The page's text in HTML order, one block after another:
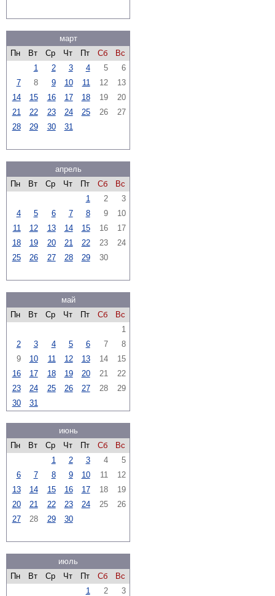
март
Пн
Вт Ср Чт Пт Сб
Вс
1
2 3 4 5
6
7
8 9 10 11 12
13
14
15 16 17 18 19
20
21
22 23 24 25 26
27
28
29 30 31
апрель
Пн
Вт Ср Чт Пт Сб
Вс
1
2
3
4
5 6 7 8 9
10
11
12 13 14 15 16
17
18
19 20 21 22 23
24
25
26 27 28 29 30
май
Пн
Вт Ср Чт Пт Сб
Вс
1
2
3 4 5 6 7
8
9
10 11 12 13 14
15
16
17 18 19 20 21
22
23
24 25 26 27 28
29
30
31
июнь
Пн
Вт Ср Чт Пт Сб
Вс
1
2 3 4
5
6
7 8 9 10 11
12
13
14 15 16 17 18
19
20
21 22 23 24 25
26
27
28 29 30
июль
Пн
Вт Ср Чт Пт Сб
Вс
1
2
3